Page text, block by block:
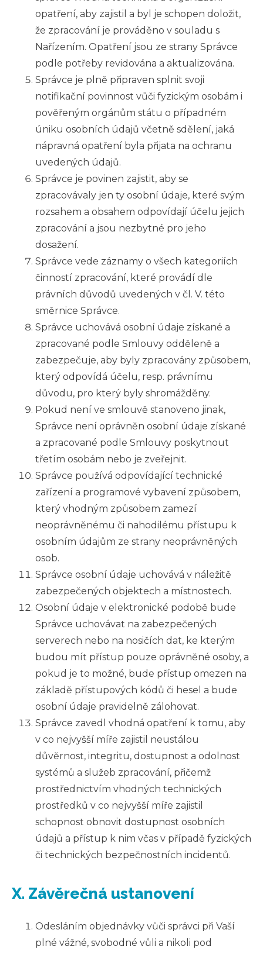
opatření, aby zajistil a byl je schopen doložit,
že zpracování je prováděno v souladu s
Nařízením. Opatření jsou ze strany Správce
podle potřeby revidována a aktualizována.
Správce je plně připraven splnit svoji
notifikační povinnost vůči fyzickým osobám i
pověřeným orgánům státu o případném
úniku osobních údajů včetně sdělení, jaká
nápravná opatření byla přijata na ochranu
uvedených údajů.
Správce je povinen zajistit, aby se
zpracovávaly jen ty osobní údaje, které svým
rozsahem a obsahem odpovídají účelu jejich
zpracování a jsou nezbytné pro jeho
dosažení.
Správce vede záznamy o všech kategoriích
činností zpracování, které provádí dle
právních důvodů uvedených v čl. V. této
směrnice Správce.
Správce uchovává osobní údaje získané a
zpracované podle Smlouvy odděleně a
zabezpečuje, aby byly zpracovány způsobem,
který odpovídá účelu, resp. právnímu
důvodu, pro který byly shromážděny.
Pokud není ve smlouvě stanoveno jinak,
Správce není oprávněn osobní údaje získané
a zpracované podle Smlouvy poskytnout
třetím osobám nebo je zveřejnit.
Správce používá odpovídající technické
zařízení a programové vybavení způsobem,
který vhodným způsobem zamezí
neoprávněnému či nahodilému přístupu k
osobním údajům ze strany neoprávněných
osob.
Správce osobní údaje uchovává v náležitě
zabezpečených objektech a místnostech.
Osobní údaje v elektronické podobě bude
Správce uchovávat na zabezpečených
serverech nebo na nosičích dat, ke kterým
budou mít přístup pouze oprávněné osoby, a
pokud je to možné, bude přístup omezen na
základě přístupových kódů či hesel a bude
osobní údaje pravidelně zálohovat.
Správce zavedl vhodná opatření k tomu, aby
v co nejvyšší míře zajistil neustálou
důvěrnost, integritu, dostupnost a odolnost
systémů a služeb zpracování, přičemž
prostřednictvím vhodných technických
prostředků v co nejvyšší míře zajistil
schopnost obnovit dostupnost osobních
údajů a přístup k nim včas v případě fyzických
či technických bezpečnostních incidentů.
X. Závěrečná ustanovení
Odesláním objednávky vůči správci při Vaší
plné vážné, svobodné vůli a nikoli pod